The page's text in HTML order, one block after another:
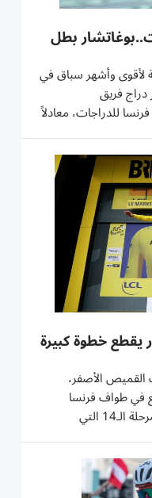
بطل
لأقوى وأشهر سباق في
دراج فريق
للدراجات، معادلاً
السباق الذي انطلق
العالم. وكانت المرحلة
يقطع خطوة كبيرة
الأصفر،
في طواف فرنسا
للدراجات الهوائية، السبت، خلال المرحلة الـ14 التي
بوغاتشار قد توّج
إنجازه بعدما